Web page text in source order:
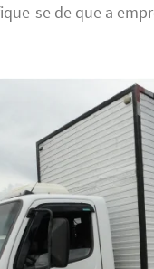
se de que a